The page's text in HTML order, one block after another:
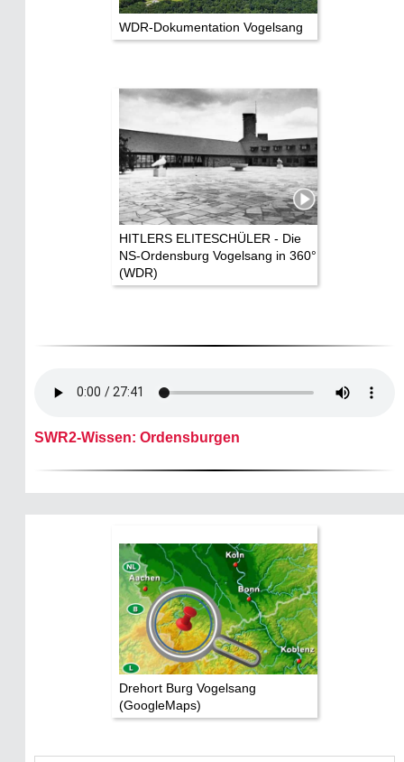
WDR-Dokumentation Vogelsang
HITLERS ELITESCHÜLER - Die
NS-Ordensburg Vogelsang in 360°
(WDR)
SWR2-Wissen: Ordensburgen
Drehort Burg Vogelsang
(GoogleMaps)